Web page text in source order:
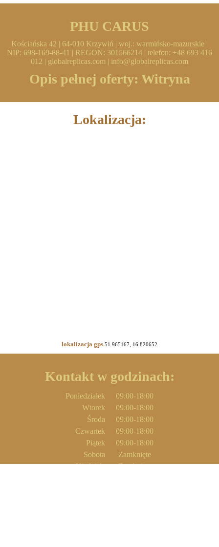
PHU CARUS
Kościańska 42 | 64-010 Krzywiń | woj.: warmińsko-mazurskie |
NIP: 698-169-88-41 | REGON: 301566214 | telefon: +48 693 416
012 | globalreplicas.com | info@globalreplicas.com
Opis pełnej oferty: Witryna
Lokalizacja:
lokalizacja gps 51.965167, 16.820652
Kontakt w godzinach:
Poniedziałek
09:00-18:00
Wtorek
09:00-18:00
Środa
09:00-18:00
Czwartek
09:00-18:00
Piątek
09:00-18:00
Sobota
Zamknięte
Niedziela
Zamknięte